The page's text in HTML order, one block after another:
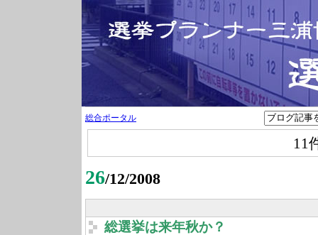
総合ポータル
11
26/12/2008
総選挙は来年秋か？